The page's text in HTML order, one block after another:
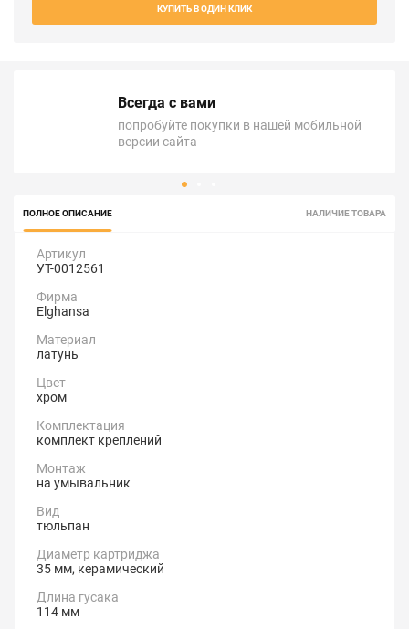
КУПИТЬ В ОДИН КЛИК
Всегда с вами
попробуйте покупки в нашей мобильной
версии сайта
ПОЛНОЕ ОПИСАНИЕ НАЛИЧИЕ ТОВАРА
Артикул
УТ-0012561
Фирма
Elghansa
Материал
латунь
Цвет
хром
Комплектация
комплект креплений
Монтаж
на умывальник
Вид
тюльпан
Диаметр картриджа
35 мм, керамический
Длина гусака
114 мм